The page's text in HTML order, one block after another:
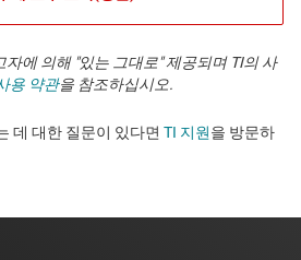
에 의해 "있는 그대로" 제공되며 TI의 사
용 약관을 참조하십시오.
데 대한 질문이 있다면 TI 지원을 방문하